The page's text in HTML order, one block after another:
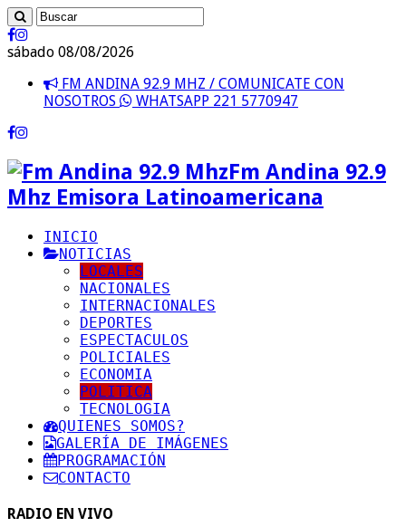
sábado 08/08/2026
FM ANDINA 92.9 MHZ / COMUNICATE CON
NOSOTROS
WHATSAPP 221 5770947
Fm Andina 92.9
Mhz Emisora Latinoamericana
INICIO
NOTICIAS
LOCALES
NACIONALES
INTERNACIONALES
DEPORTES
ESPECTACULOS
POLICIALES
ECONOMIA
POLITICA
TECNOLOGIA
QUIENES SOMOS?
GALERÍA DE IMÁGENES
PROGRAMACIÓN
CONTACTO
RADIO EN VIVO